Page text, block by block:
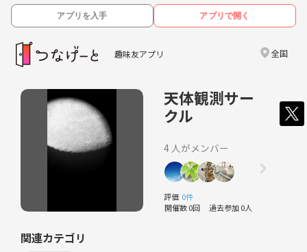
アプリを入手 アプリで開く
趣味友アプリ 全国
天体観測サー
クル
4 人がメンバー
評価 0件
開催数 0回 過去参加 0人
関連カテゴリ